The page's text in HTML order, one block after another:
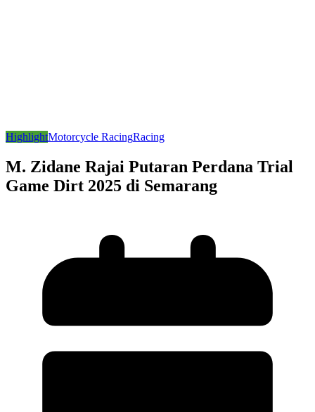
HighlightMotorcycle RacingRacing
M. Zidane Rajai Putaran Perdana Trial
Game Dirt 2025 di Semarang